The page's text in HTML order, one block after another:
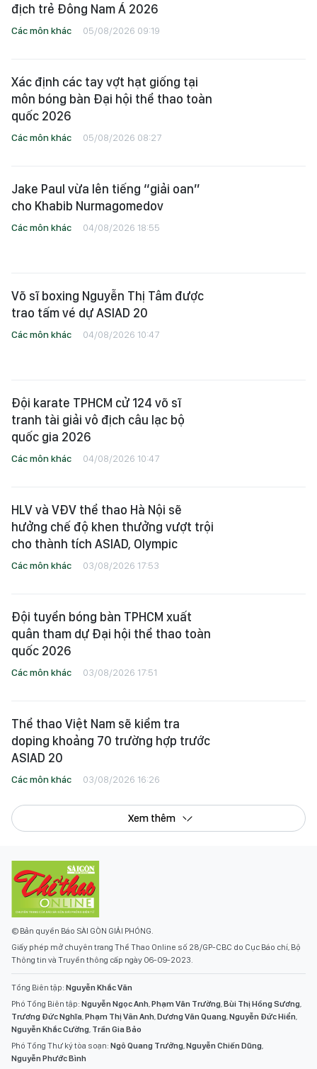
địch trẻ Đông Nam Á 2026
Các môn khác 05/08/2026 09:19
Xác định các tay vợt hạt giống tại
môn bóng bàn Đại hội thể thao toàn
quốc 2026
Các môn khác 05/08/2026 08:27
Jake Paul vừa lên tiếng “giải oan”
cho Khabib Nurmagomedov
Các môn khác 04/08/2026 18:55
Võ sĩ boxing Nguyễn Thị Tâm được
trao tấm vé dự ASIAD 20
Các môn khác 04/08/2026 10:47
Đội karate TPHCM cử 124 võ sĩ
tranh tài giải vô địch câu lạc bộ
quốc gia 2026
Các môn khác 04/08/2026 10:47
HLV và VĐV thể thao Hà Nội sẽ
hưởng chế độ khen thưởng vượt trội
cho thành tích ASIAD, Olympic
Các môn khác 03/08/2026 17:53
Đội tuyển bóng bàn TPHCM xuất
quân tham dự Đại hội thể thao toàn
quốc 2026
Các môn khác 03/08/2026 17:51
Thể thao Việt Nam sẽ kiểm tra
doping khoảng 70 trường hợp trước
ASIAD 20
Các môn khác 03/08/2026 16:26
Xem thêm
© Bản quyền Báo SÀI GÒN GIẢI PHÓNG.
Giấy phép mở chuyên trang Thể Thao Online số 28/GP-CBC do Cục Báo chí, Bộ
Thông tin và Truyền thông cấp ngày 06-09-2023.
Tổng Biên tập: Nguyễn Khắc Văn
Phó Tổng Biên tập: Nguyễn Ngọc Anh,Phạm Văn Trường,Bùi Thị Hồng Sương,
Trương Đức Nghĩa,Phạm Thị Vân Anh,Dương Văn Quang,Nguyễn Đức Hiển,
Nguyễn Khắc Cường, Trần Gia Bảo
Phó Tổng Thư ký tòa soạn: Ngô Quang Trưởng,Nguyễn Chiến Dũng,
Nguyễn Phước Bình